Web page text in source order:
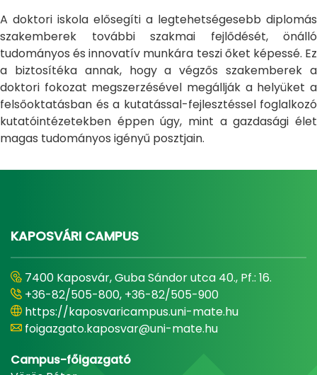
A doktori iskola elősegíti a legtehetségesebb diplomás
szakemberek további szakmai fejlődését, önálló
tudományos és innovatív munkára teszi őket képessé. Ez
a biztosítéka annak, hogy a végzős szakemberek a
doktori fokozat megszerzésével megállják a helyüket a
felsőoktatásban és a kutatással-fejlesztéssel foglalkozó
kutatóintézetekben éppen úgy, mint a gazdasági élet
magas tudományos igényű posztjain.
KAPOSVÁRI CAMPUS
7400 Kaposvár, Guba Sándor utca 40., Pf.: 16.
+36-82/505-800, +36-82/505-900
https://kaposvaricampus.uni-mate.hu
foigazgato.kaposvar@uni-mate.hu
Campus-főigazgató